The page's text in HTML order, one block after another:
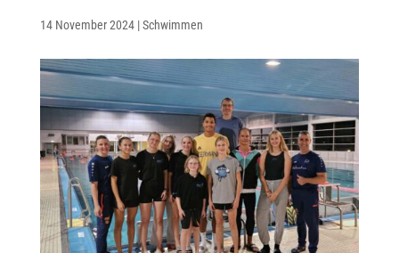
14 November 2024|Schwimmen